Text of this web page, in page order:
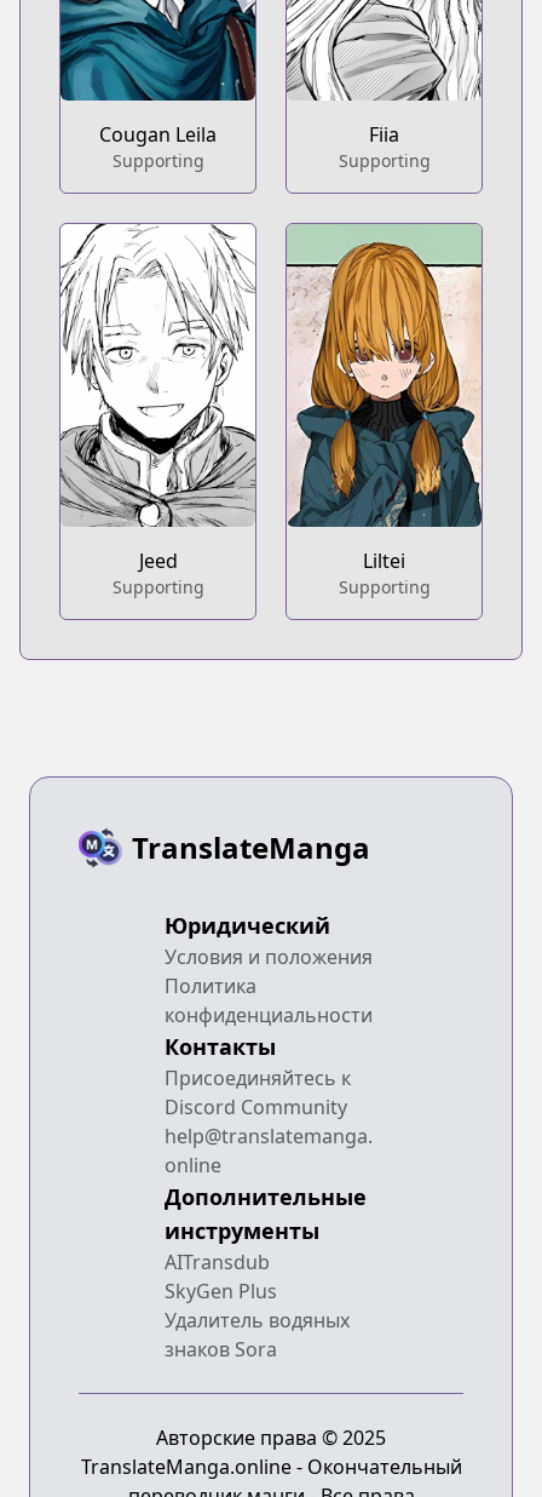
Cougan Leila
Supporting
Fiia
Supporting
Jeed
Supporting
Liltei
Supporting
TranslateManga
Юридический
Условия и положения
Политика
конфиденциальности
Контакты
Присоединяйтесь к
Discord Community
help@translatemanga.
online
Дополнительные
инструменты
AITransdub
SkyGen Plus
Удалитель водяных
знаков Sora
Авторские права © 2025
TranslateManga.online - Окончательный